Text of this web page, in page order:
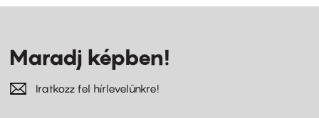
Maradj képben!
Iratkozz fel hírlevelünkre!